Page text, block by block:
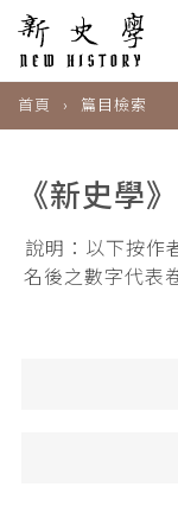
首頁 篇目檢索
《新史學
說明：以下按作
名後之數字代表